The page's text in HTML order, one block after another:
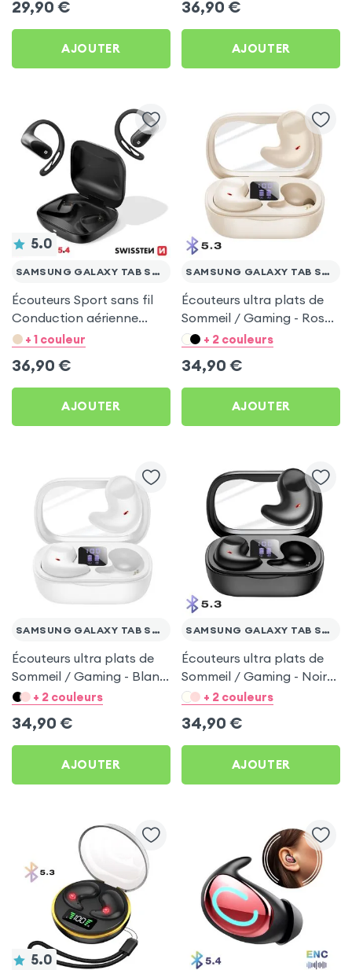
FE
29,90 €
AJOUTER
FE
36,90 €
AJOUTER
5.0
SAMSUNG GALAXY TAB S7 FE
Écouteurs Sport sans fil
Conduction aérienne
Swissten Run Noir pour
FE
+ 1 couleur
36,90 €
AJOUTER
SAMSUNG GALAXY TAB S7 FE
Écouteurs ultra plats de
Sommeil / Gaming - Rose
pour Samsung Galaxy
+ 2 couleurs
34,90 €
AJOUTER
SAMSUNG GALAXY TAB S7 FE
Écouteurs ultra plats de
Sommeil / Gaming - Blanc
pour Samsung Galaxy
+ 2 couleurs
34,90 €
AJOUTER
SAMSUNG GALAXY TAB S7 FE
Écouteurs ultra plats de
Sommeil / Gaming - Noir
pour Samsung Galaxy
+ 2 couleurs
34,90 €
AJOUTER
5.0